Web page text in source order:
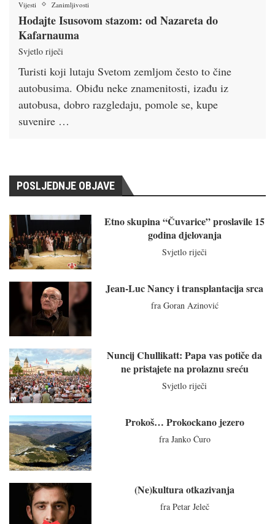
Vijesti Zanimljivosti
Hodajte Isusovom stazom: od Nazareta do
Kafarnauma
Svjetlo riječi
Turisti koji lutaju Svetom zemljom često to čine
autobusima. Obiđu neke znamenitosti, izađu iz
autobusa, dobro razgledaju, pomole se, kupe
suvenire …
POSLJEDNJE OBJAVE
Etno skupina “Čuvarice” proslavile 15
godina djelovanja
Svjetlo riječi
Jean-Luc Nancy i transplantacija srca
fra Goran Azinović
Nuncij Chullikatt: Papa vas potiče da
ne pristajete na prolaznu sreću
Svjetlo riječi
Prokoš… Prokockano jezero
fra Janko Ćuro
(Ne)kultura otkazivanja
fra Petar Jeleč